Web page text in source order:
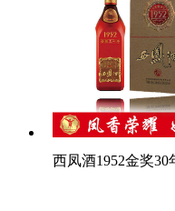
西凤酒1952金奖30